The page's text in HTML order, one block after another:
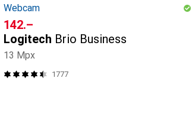
Webcam
CHF
142.–
Logitech Brio Business
13 Mpx
1777